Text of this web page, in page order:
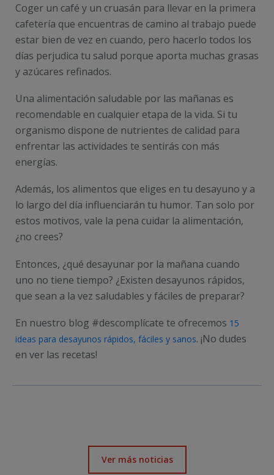
Coger un café y un cruasán para llevar en la primera
cafetería que encuentras de camino al trabajo puede
estar bien de vez en cuando, pero hacerlo todos los
días perjudica tu salud porque aporta muchas grasas
y azúcares refinados.
Una alimentación saludable por las mañanas es
recomendable en cualquier etapa de la vida. Si tu
organismo dispone de nutrientes de calidad para
enfrentar las actividades te sentirás con más
energías.
Además, los alimentos que eliges en tu desayuno y a
lo largo del día influenciarán tu humor. Tan solo por
estos motivos, vale la pena cuidar la alimentación,
¿no crees?
Entonces, ¿qué desayunar por la mañana cuando
uno no tiene tiempo? ¿Existen desayunos rápidos,
que sean a la vez saludables y fáciles de preparar?
En nuestro blog #descomplícate te ofrecemos 15
ideas para desayunos rápidos, fáciles y sanos. ¡No dudes
en ver las recetas!
Ver más noticias